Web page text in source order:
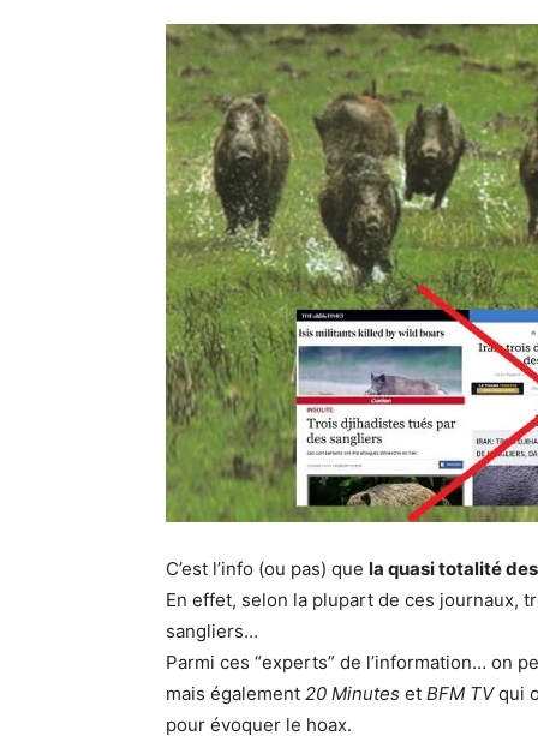
C’est l’info (ou pas) que la quasi totalité
En effet, selon la plupart de ces journaux,
sangliers…
Parmi ces “experts” de l’information… on
mais également 20 Minutes et BFM TVqui
pour évoquer le hoax.